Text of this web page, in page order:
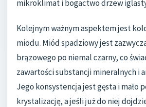
mikroklimat i bogactwo drzew
Kolejnym ważnym aspektem jest
miodu. Miód spadziowy jest
brązowego po niemal czarny, co
zawartości substancji mineralnych i
Jego konsystencja jest gęsta i mało
krystalizację, a jeśli już do niej